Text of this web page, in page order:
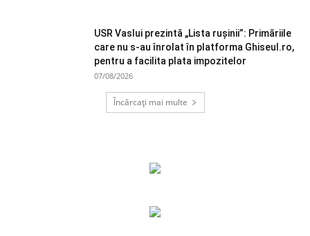
USR Vaslui prezintă „Lista rușinii”: Primăriile
care nu s-au înrolat în platforma Ghiseul.ro,
pentru a facilita plata impozitelor
07/08/2026
Încărcați mai multe